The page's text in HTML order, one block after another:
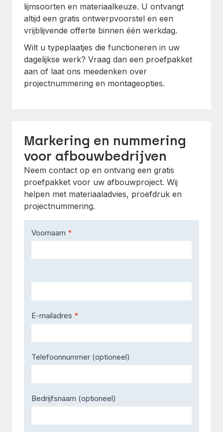
lijmsoorten en materiaalkeuze. U ontvangt
altijd een gratis ontwerpvoorstel en een
vrijblijvende offerte binnen één werkdag.
Wilt u typeplaatjes die functioneren in uw
dagelijkse werk? Vraag dan een proefpakket
aan of laat ons meedenken over
projectnummering en montageopties.
Markering en nummering
voor afbouwbedrijven
Neem contact op en ontvang een gratis
proefpakket voor uw afbouwproject. Wij
helpen met materiaaladvies, proefdruk en
projectnummering.
Contact
Us
Voornaam *
E-mailadres *
Telefoonnummer (optioneel)
Bedrijfsnaam (optioneel)